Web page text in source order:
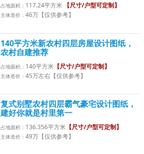
占地面积： 117.24平方米 【尺寸/户型可定制】
主体造价： 46万【仅供参考】
140平方米新农村四层房屋设计图纸，
农村自建推荐
占地面积： 140平方米 【尺寸/户型可定制】
主体造价： 45万左右【仅供参考】
复式别墅农村四层霸气豪宅设计图纸，
建好你就是村里第一
占地面积： 136.356平方米 【尺寸/户型可定制】
主体造价： 49万【仅供参考】